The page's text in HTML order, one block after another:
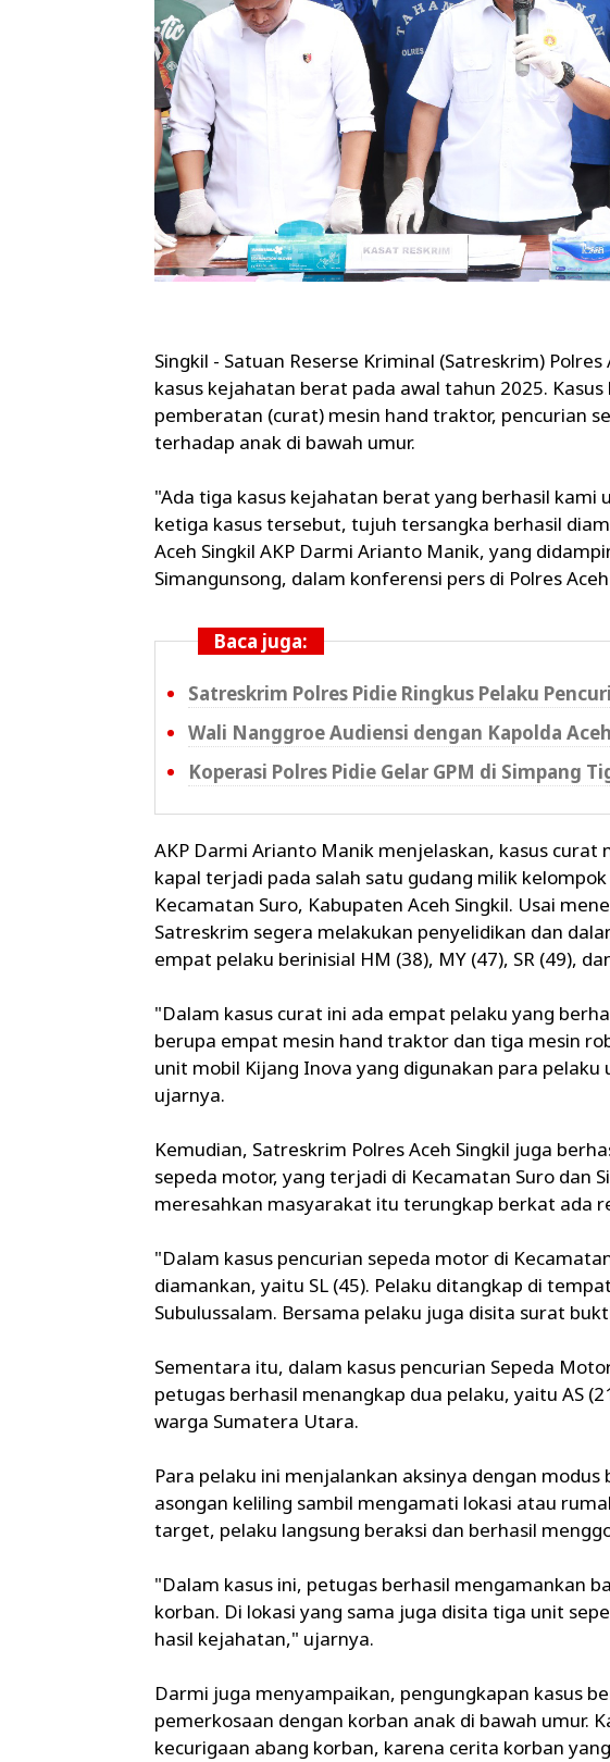
Singkil - Satuan Reserse Kriminal (Satreskrim)
kasus kejahatan berat pada awal tahun 2025.
pemberatan (curat) mesin hand traktor, pencurian
terhadap anak di bawah umur.
"Ada tiga kasus kejahatan berat yang berhasil kami
ketiga kasus tersebut, tujuh tersangka berhasil
Aceh Singkil AKP Darmi Arianto Manik, yang
Simangunsong, dalam konferensi pers di Polres
Baca juga:
Satreskrim Polres Pidie Ringkus Pelaku
Wali Nanggroe Audiensi dengan Kapolda
Koperasi Polres Pidie Gelar GPM di Simpang
AKP Darmi Arianto Manik menjelaskan, kasus
kapal terjadi pada salah satu gudang milik
Kecamatan Suro, Kabupaten Aceh Singkil. Usai
Satreskrim segera melakukan penyelidikan dan
empat pelaku berinisial HM (38), MY (47), SR (49),
"Dalam kasus curat ini ada empat pelaku yang
berupa empat mesin hand traktor dan tiga mesin
unit mobil Kijang Inova yang digunakan para
ujarnya.
Kemudian, Satreskrim Polres Aceh Singkil juga
sepeda motor, yang terjadi di Kecamatan Suro dan
meresahkan masyarakat itu terungkap berkat ada
"Dalam kasus pencurian sepeda motor di
diamankan, yaitu SL (45). Pelaku ditangkap di
Subulussalam. Bersama pelaku juga disita surat
Sementara itu, dalam kasus pencurian Sepeda
petugas berhasil menangkap dua pelaku, yaitu AS
warga Sumatera Utara.
Para pelaku ini menjalankan aksinya dengan
asongan keliling sambil mengamati lokasi atau
target, pelaku langsung beraksi dan berhasil
"Dalam kasus ini, petugas berhasil mengamankan
korban. Di lokasi yang sama juga disita tiga unit
hasil kejahatan," ujarnya.
Darmi juga menyampaikan, pengungkapan kasus
pemerkosaan dengan korban anak di bawah umur.
kecurigaan abang korban, karena cerita korban